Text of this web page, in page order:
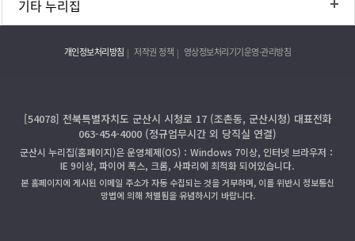
기타 누리집
개인정보처리방침 저작권 정책 영상정보처리기기운영·관리방침
[54078] 전북특별자치도 군산시 시청로 17 (조촌동, 군산시청) 대표전화
063-454-4000 (정규업무시간 외 당직실 연결)
군산시 누리집(홈페이지)은 운영체제(OS)：Windows 7이상, 인터넷 브라우저：
IE 9이상, 파이어 폭스, 크롬, 사파리에 최적화 되어있습니다.
본 홈페이지에 게시된 이메일 주소가 자동 수집되는 것을 거부하며, 이를 위반시 정보통신
망법에 의해 처벌됨을 유념하시기 바랍니다.